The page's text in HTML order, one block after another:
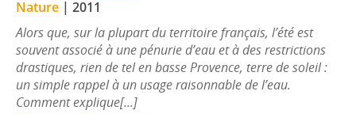
Nature | 2011
Alors que, sur la plupart du territoire français, l’été est
souvent associé à une pénurie d’eau et à des restrictions
drastiques, rien de tel en basse Provence, terre de soleil :
un simple rappel à un usage raisonnable de l’eau.
Comment explique[...]